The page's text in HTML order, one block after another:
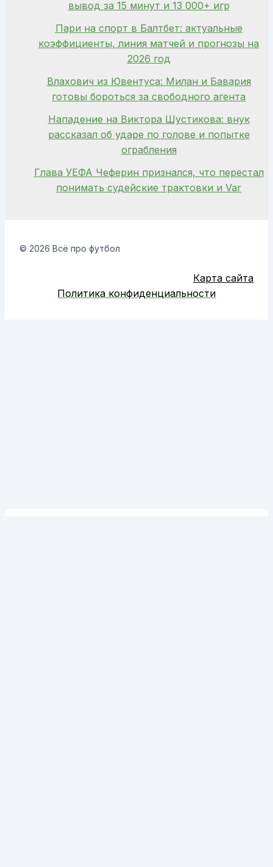
вывод за 15 минут и 13 000+ игр
Пари на спорт в Балтбет: актуальные
коэффициенты, линия матчей и прогнозы на
2026 год
Влахович из Ювентуса: Милан и Бавария
готовы бороться за свободного агента
Нападение на Виктора Шустикова: внук
рассказал об ударе по голове и попытке
ограбления
Глава УЕФА Чеферин признался, что перестал
понимать судейские трактовки и Var
© 2026 Всё про футбол
Карта сайта
Политика конфиденциальности